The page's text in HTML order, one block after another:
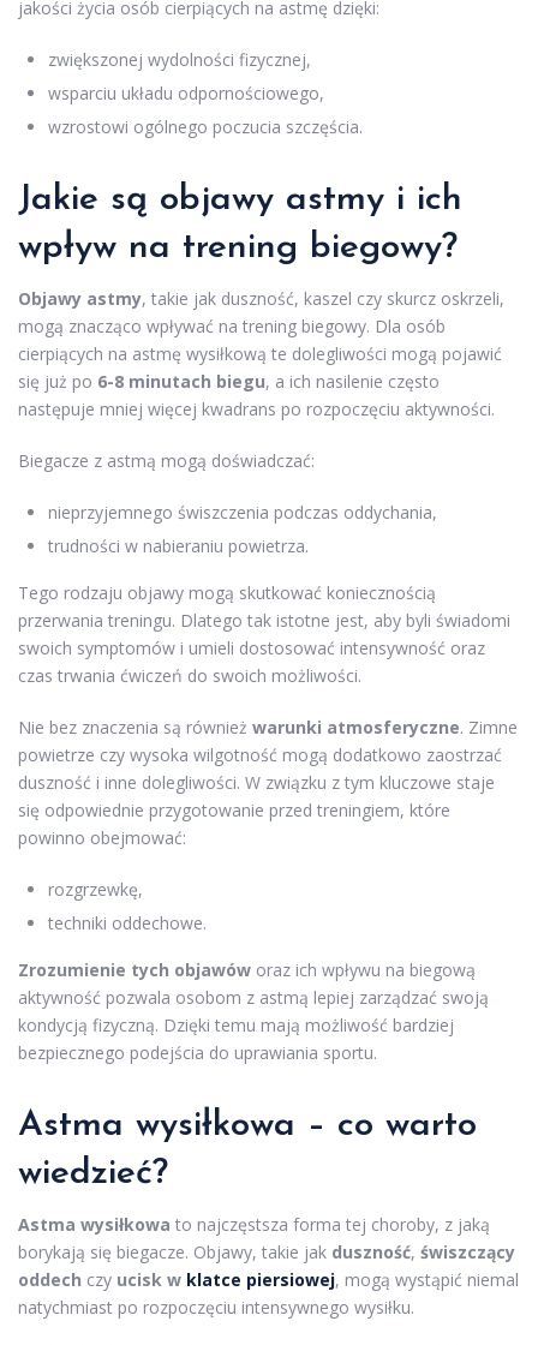
jakości życia osób cierpiących na astmę dzięki:
zwiększonej wydolności fizycznej,
wsparciu układu odpornościowego,
wzrostowi ogólnego poczucia szczęścia.
Jakie są objawy astmy i ich
wpływ na trening biegowy?
Objawy astmy, takie jak duszność, kaszel czy skurcz oskrzeli,
mogą znacząco wpływać na trening biegowy. Dla osób
cierpiących na astmę wysiłkową te dolegliwości mogą pojawić
się już po 6-8 minutach biegu, a ich nasilenie często
następuje mniej więcej kwadrans po rozpoczęciu aktywności.
Biegacze z astmą mogą doświadczać:
nieprzyjemnego świszczenia podczas oddychania,
trudności w nabieraniu powietrza.
Tego rodzaju objawy mogą skutkować koniecznością
przerwania treningu. Dlatego tak istotne jest, aby byli świadomi
swoich symptomów i umieli dostosować intensywność oraz
czas trwania ćwiczeń do swoich możliwości.
Nie bez znaczenia są również warunki atmosferyczne. Zimne
powietrze czy wysoka wilgotność mogą dodatkowo zaostrzać
duszność i inne dolegliwości. W związku z tym kluczowe staje
się odpowiednie przygotowanie przed treningiem, które
powinno obejmować:
rozgrzewkę,
techniki oddechowe.
Zrozumienie tych objawów oraz ich wpływu na biegową
aktywność pozwala osobom z astmą lepiej zarządzać swoją
kondycją fizyczną. Dzięki temu mają możliwość bardziej
bezpiecznego podejścia do uprawiania sportu.
Astma wysiłkowa – co warto
wiedzieć?
Astma wysiłkowa to najczęstsza forma tej choroby, z jaką
borykają się biegacze. Objawy, takie jak duszność, świszczący
oddech czy ucisk w klatce piersiowej, mogą wystąpić niemal
natychmiast po rozpoczęciu intensywnego wysiłku.